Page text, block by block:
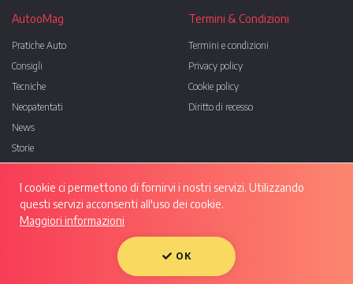
AutooMag
Pratiche Auto
Consigli
Tecniche
Neopatentati
News
Storie
Tecnologia
Elettriche & ibride
Sportive
Termini & Condizioni
Termini e condizioni
Privacy policy
Cookie policy
Diritto di recesso
I cookie ci permettono di fornirvi i nostri servizi. Utilizzando
questi servizi acconsenti all'uso dei cookie.
Maggiori informazioni
OK